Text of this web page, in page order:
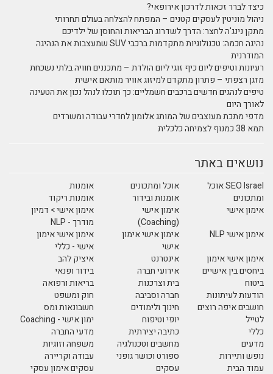
כיצד לברר זכאות לדרכון אירופאי?
ניהול מוניטין לעסקים קטנים – המפתח להצלחה בעולם תחרותי
מתקן נינג'ה לחצר: הדרך לשדרוג הבריאות והחוסן של ילדיכם
נהיגה חכמה: טכנולוגיות מתקדמות ברכבי SUV שמעצבות את הנהיגה
המודרנית
רעיונות וטיפים ליום כיף זוגי ליום הולדת – מתכננים חוויה בלתי נשכחת
מזגן רצפתי – פתרון מתקדם למיזוג אוויר מותאם אישית
טיפים לנהגים חדשים ברכבים חשמליים: כך תוכלו לנהל נכון את הטעינה
לאורך היום
מדפי מתכת מעוצבים של המותג אלומון לחדרי עבודה ומשרדים
תמא 38 כמנוף לצמיחה כלכלית
נושאים באתר
SEO Israel אוכל
ומתכונים
אוכל ומתכונים
אומנות
אומנות ובידור
אומנות ריקוד
אימון אישי
אימון אישי
(Coaching)
אימון אישי > דמיון
מודרך - NLP
אימון אישי NLP
אימון אישי אימון
אישי
אימון אישי אימון
אישי - כללי
אימון אישי אימון
ביחסים בין אישיים
אינטרנט
איציק להב
אירועי חברה
בידור ופנאי
ביטוח
בית וצרכנות
בריאות ורפואה
הודעות לעיתונות
חברה וסביבה
חוק ומשפט
חושבים איפה רוצים
לטייל
חינוך ולימודים
חשבונאות ומס
יופי וטיפוח
ימון אישי - Coaching
כללי
כתיבה יצירתית
מדעי החברה
מדעים
מחשבים וטכנולגיה
משפחה וזוגיות
נופש ותיירות
ספורט וכושר גופני
עבודה וקריירה
עמוד הבית
עסקים עסקים אימון עסקי